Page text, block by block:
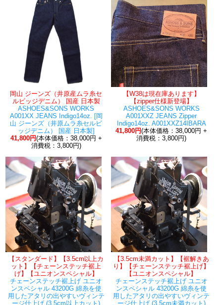
岡山 ジーンズ（井原産ムラ糸セ
ルビッジデニム） 国産 日本製
ASHOES&SONS WORKS
A001XX JEANS Indigo14oz. [岡
山 ジーンズ（井原ムラ糸セルビ
ッジデニム） 国産 日本製]
41,800円(本体価格：38,000円 +
消費税：3,800円)
【W38は現在庫あります】
【zipper仕様新登場】
ASHOES&SONS WORKS
A001XXZ JEANS Zipper
Indigo14oz. A001XXZ14IBARA
41,800円(本体価格：38,000円 +
消費税：3,800円)
【スタンダード】【3.5cm以上カ
ット】【チェーンステッチ裾上
げ】【ユニオンスペシャル】
チェーンステッチ裾上げ ユニオ
ンスペシャル 43200G 綿糸を使
用したアタリの出やすいヴィンテ
ージ仕上げ (3.5cm以上カット)
【3.5cm未満カット】【裾解きあ
り】【チェーンステッチ裾上げ】
【ユニオンスペシャル】
チェーンステッチ裾上げ ユニオ
ンスペシャル 43200G 綿糸を使
用したアタリの出やすいヴィンテ
ージ仕上げ (3.5cm未満カット)